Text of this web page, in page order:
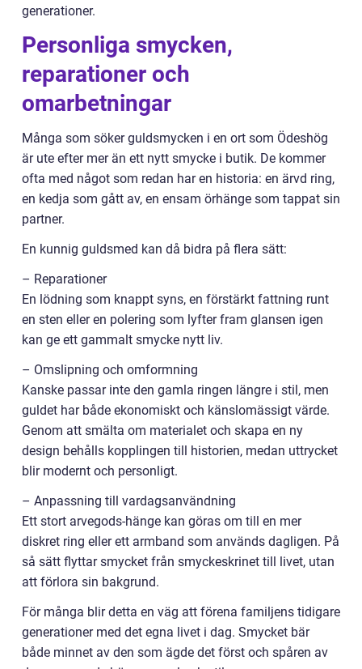
generationer.
Personliga smycken,
reparationer och
omarbetningar
Många som söker guldsmycken i en ort som Ödeshög
är ute efter mer än ett nytt smycke i butik. De kommer
ofta med något som redan har en historia: en ärvd ring,
en kedja som gått av, en ensam örhänge som tappat sin
partner.
En kunnig guldsmed kan då bidra på flera sätt:
– Reparationer
En lödning som knappt syns, en förstärkt fattning runt
en sten eller en polering som lyfter fram glansen igen
kan ge ett gammalt smycke nytt liv.
– Omslipning och omformning
Kanske passar inte den gamla ringen längre i stil, men
guldet har både ekonomiskt och känslomässigt värde.
Genom att smälta om materialet och skapa en ny
design behålls kopplingen till historien, medan uttrycket
blir modernt och personligt.
– Anpassning till vardagsanvändning
Ett stort arvegods-hänge kan göras om till en mer
diskret ring eller ett armband som används dagligen. På
så sätt flyttar smycket från smyckeskrinet till livet, utan
att förlora sin bakgrund.
För många blir detta en väg att förena familjens tidigare
generationer med det egna livet i dag. Smycket bär
både minnet av den som ägde det först och spåren av